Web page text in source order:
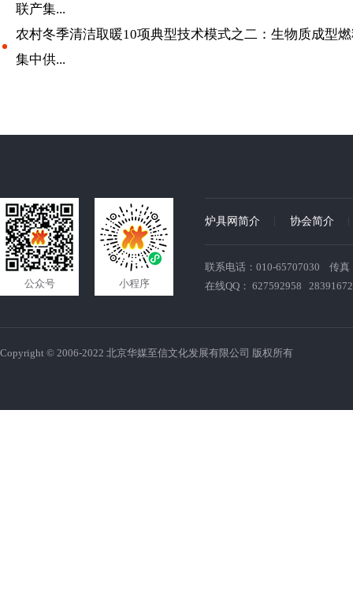
联产集...
农村冬季清洁取暖10项典型技术模式之二：生物质成型
集中供...
公众号 小程序
炉具网简介 协会简介
联系电话：010-65707030 传真
在线QQ： 627592958
Copyright © 2006-2022 北京华媒至信文化发展有限公司 版权所有